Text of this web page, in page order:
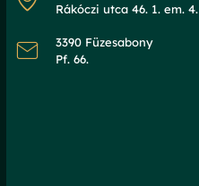
Rákóczi utca 46. 1. em. 4.
3390 Füzesabony
Pf. 66.